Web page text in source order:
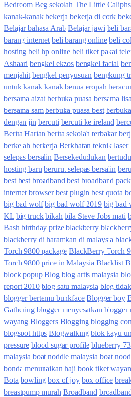
Bedroom Beg sekolah The Little Caliphs
kanak-kanak bekerja bekerja di cork
Belajar bahasa Arab Belajar jawi beli
barang internet beli barang online beli
hosting beli hp online beli tiket pakai
Ashaari bengkel ekzos bengkel facial
menjahit bengkel penyusuan bengkung
untuk kanak-kanak benua eropah
bersama aizat berbuka puasa bersama
bersama sam berbuka puasa best
dengan jin bercuti bercuti ke ireland
Berita Harian berita sekolah terbakar
berkelah berkerja Berkhatan teknik laser
selepas bersalin Bersekedudukan
hosting baru berurut selepas bersalin
best best broadband best broadband
internet browser best plugin best quota
big bad wolf big bad wolf 2019 big bad
KL big truck bikah bila Steve Jobs mati
Bash birthday prize blackberry
blackberry di haramkan di malaysia
Torch 9800 package BlackBerry Torch
Torch 9800 price in Malaysia Blacklist
block popup Blog blog artis malaysia
report 2010 blog satu malaysia blog
blogger bertemu bunkface Blogger boy
Gathering blogger menyesatkan blogger
wayang Bloggers Blogging blogging
blogspot https Blogwalking blok kayu
pressure blood sugar profile blueberry
malaysia boat noddle malaysia boat
bonda menunaikan haji book tiket
Bota bowling box of joy box office
breastpump murah Broadband